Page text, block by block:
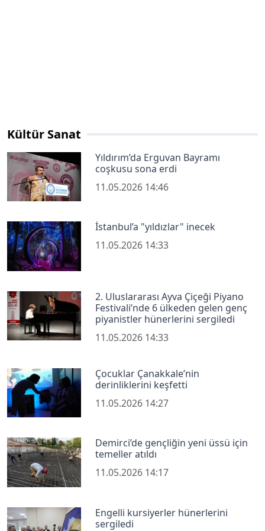
Kültür Sanat
Yıldırım’da Erguvan Bayramı
coşkusu sona erdi
11.05.2026 14:46
İstanbul’a "yıldızlar" inecek
11.05.2026 14:33
2. Uluslararası Ayva Çiçeği Piyano
Festivali’nde 6 ülkeden gelen genç
piyanistler hünerlerini sergiledi
11.05.2026 14:33
Çocuklar Çanakkale’nin
derinliklerini keşfetti
11.05.2026 14:27
Demirci’de gençliğin yeni üssü için
temeller atıldı
11.05.2026 14:17
Engelli kursiyerler hünerlerini
sergiledi